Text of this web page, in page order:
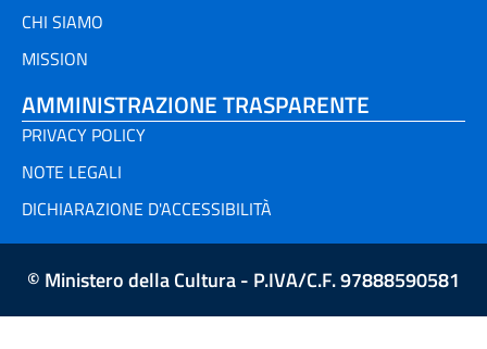
CHI SIAMO
MISSION
AMMINISTRAZIONE TRASPARENTE
PRIVACY POLICY
NOTE LEGALI
DICHIARAZIONE D'ACCESSIBILITÀ
© Ministero della Cultura - P.IVA/C.F. 97888590581